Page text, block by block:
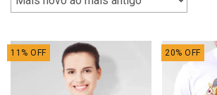
11 % OFF 20% OFF